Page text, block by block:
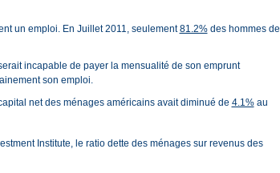
un emploi. En Juillet 2011, seulement81.2%des hommes de
incapable de payer la mensualité de son emprunt
son emploi.
net des ménages américains avait diminué de 4.1%au
Institute, le ratio dette des ménages sur revenus des